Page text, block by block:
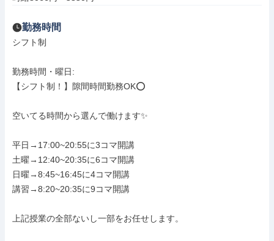
勤務時間
シフト制
勤務時間・曜日:
【シフト制！】隙間時間勤務OK⭕️
空いてる時間から選んで働けます✨
平日→17:00~20:55に3コマ開講
土曜→12:40~20:35に6コマ開講
日曜→8:45~16:45に4コマ開講
講習→8:20~20:35に9コマ開講
上記授業の全部ないし一部をお任せします。